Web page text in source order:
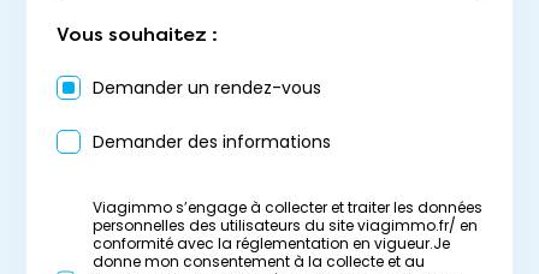
Vous souhaitez :
Demander un rendez-vous
Demander des informations
Viagimmo s’engage à collecter et traiter les données
personnelles des utilisateurs du site viagimmo.fr/ en
conformité avec la réglementation en vigueur.Je
donne mon consentement à la collecte et au